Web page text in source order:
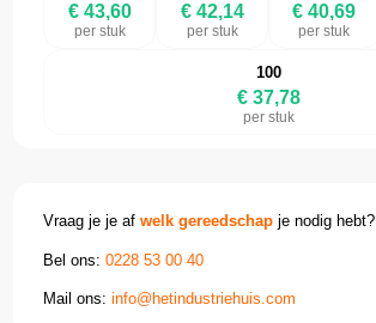
€ 43,60
per stuk
€ 42,14
per stuk
€ 40,69
per stuk
100
€ 37,78
per stuk
Vraag je je afwelk gereedschap je nodig hebt?
Bel ons:0228 53 00 40
Mail ons:info@hetindustriehuis.com